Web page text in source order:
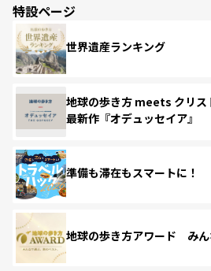
特設ページ
世界遺産ランキング
地球の歩き方 meets クリス
最新作『オデュッセイア』
準備も滞在もスマートに！
地球の歩き方アワード みん